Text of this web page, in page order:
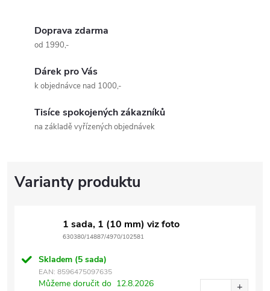
Doprava zdarma
od 1990,-
Dárek pro Vás
k objednávce nad 1000,-
Tisíce spokojených zákazníků
na základě vyřízených objednávek
1 sada, 1 (10 mm) viz foto
630380/14887/4970/102581
Skladem (5 sada)
EAN: 8596475097635
Můžeme doručit do 12.8.2026